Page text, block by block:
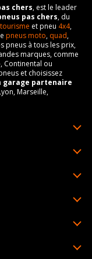
chers, est le leader
pas chers, du
tourisme et pneu 4x4,
pneus moto, quad,
pneus à tous les prix,
marques, comme
Continental ou
et choisissez
garage partenaire
Marseille,